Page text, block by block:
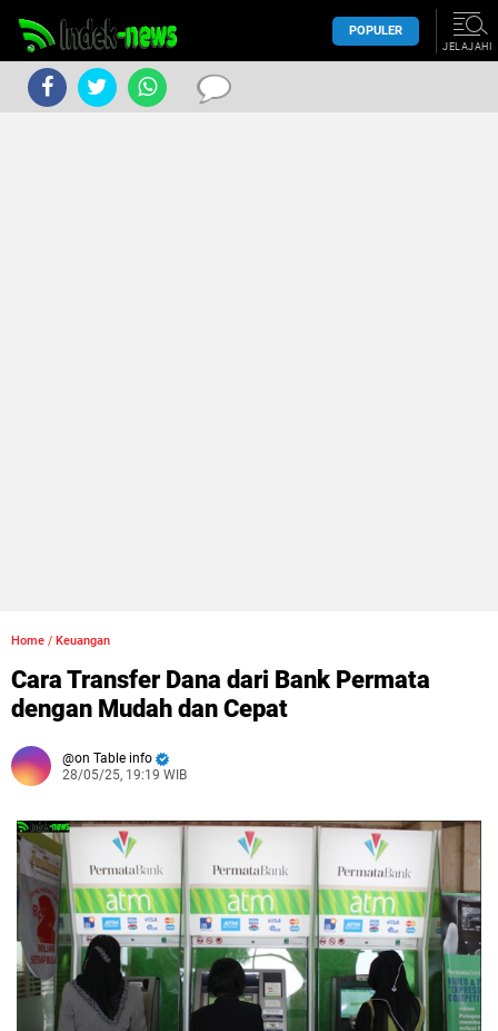
POPULER
JELAJAHI
Home / Keuangan
Cara Transfer Dana dari Bank Permata
dengan Mudah dan Cepat
on Table info
28/05/25, 19:19 WIB